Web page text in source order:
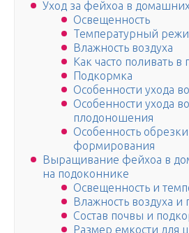
Уход за фейхоа в
Освещенность
Температурный
Влажность воздуха
Как часто поливать в
Подкормка
Особенности ухода
Особенности ухода
плодоношения
Особенность
формирования
Выращивание фейхоа в
на подоконнике
Освещенность и
Влажность воздуха и
Состав почвы и
Размер емкости для